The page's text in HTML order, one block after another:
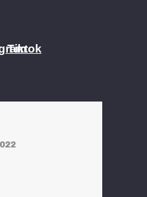
Tiktok